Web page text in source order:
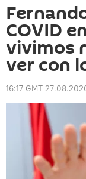
COVID
vivimos
ver con
16:17 GMT